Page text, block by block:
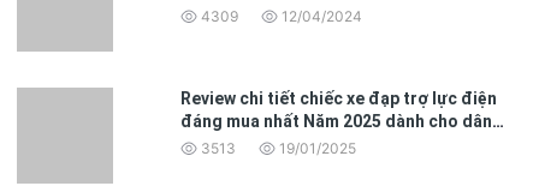
4309 12/04/2024
Review chi tiết chiếc xe đạp trợ lực điện
đáng mua nhất Năm 2025 dành cho dân
văn phòng
3513 19/01/2025